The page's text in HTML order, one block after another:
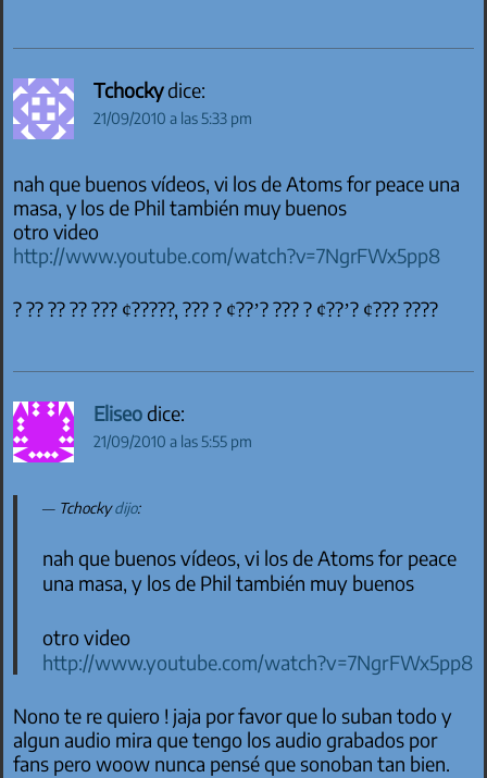
Tchockydice:
21/09/2010 a las 5:33 pm
nah que buenos vídeos, vi los de Atoms for peace una
masa, y los de Phil también muy buenos
otro video
http://www.youtube.com/watch?v=7NgrFWx5pp8
? ?? ?? ?? ??? ¢?????, ??? ? ¢??’? ??? ? ¢??’? ¢??? ????
Eliseodice:
21/09/2010 a las 5:55 pm
Tchockydijo:
nah que buenos vídeos, vi los de Atoms for peace
una masa, y los de Phil también muy buenos
otro video
http://www.youtube.com/watch?v=7NgrFWx5pp8
Nono te re quiero ! jaja por favor que lo suban todo y
algun audio mira que tengo los audio grabados por
fans pero woow nunca pensé que sonoban tan bien.